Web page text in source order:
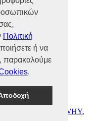
Πολιτική
ή να
παρακαλούμε
.
WHY.